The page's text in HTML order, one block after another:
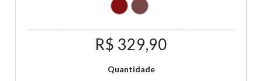
R$ 329,90
Quantidade